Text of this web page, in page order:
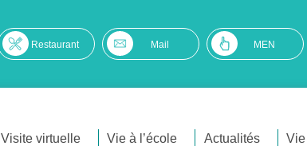
Restaurant Mail MEN
Visite virtuelle Vie à l’école Actualités